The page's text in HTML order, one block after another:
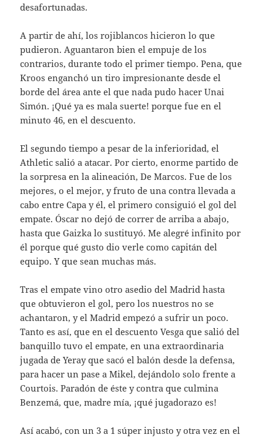
desafortunadas.
A partir de ahí, los rojiblancos hicieron lo que
pudieron. Aguantaron bien el empuje de los
contrarios, durante todo el primer tiempo. Pena, que
Kroos enganchó un tiro impresionante desde el
borde del área ante el que nada pudo hacer Unai
Simón. ¡Qué ya es mala suerte! porque fue en el
minuto 46, en el descuento.
El segundo tiempo a pesar de la inferioridad, el
Athletic salió a atacar. Por cierto, enorme partido de
la sorpresa en la alineación, De Marcos. Fue de los
mejores, o el mejor, y fruto de una contra llevada a
cabo entre Capa y él, el primero consiguió el gol del
empate. Óscar no dejó de correr de arriba a abajo,
hasta que Gaizka lo sustituyó. Me alegré infinito por
él porque qué gusto dio verle como capitán del
equipo. Y que sean muchas más.
Tras el empate vino otro asedio del Madrid hasta
que obtuvieron el gol, pero los nuestros no se
achantaron, y el Madrid empezó a sufrir un poco.
Tanto es así, que en el descuento Vesga que salió del
banquillo tuvo el empate, en una extraordinaria
jugada de Yeray que sacó el balón desde la defensa,
para hacer un pase a Mikel, dejándolo solo frente a
Courtois. Paradón de éste y contra que culmina
Benzemá, que, madre mía, ¡qué jugadorazo es!
Así acabó, con un 3 a 1 súper injusto y otra vez en el